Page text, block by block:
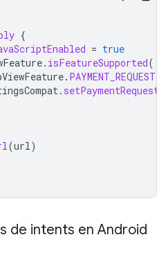
{
= true
. isFeatureSupported(
. PAYMENT_REQUEST
.
(url)
de intents en Android